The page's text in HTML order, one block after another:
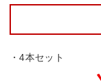
・4本セット